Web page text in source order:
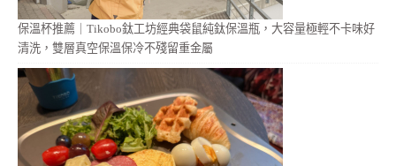
保溫杯推薦｜Tikobo鈦工坊經典袋鼠純鈦保溫瓶，大容量極輕不卡味好
清洗，雙層真空保溫保冷不殘留重金屬